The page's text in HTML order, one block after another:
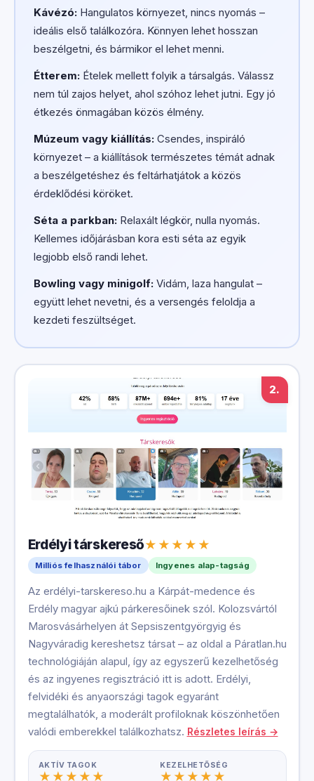
Kávézó:Hangulatos környezet, nincs nyomás –
ideális első találkozóra. Könnyen lehet hosszan
beszélgetni, és bármikor el lehet menni.
Étterem:Ételek mellett folyik a társalgás. Válassz
nem túl zajos helyet, ahol szóhoz lehet jutni. Egy jó
étkezés önmagában közös élmény.
Múzeum vagy kiállítás:Csendes, inspiráló
környezet – a kiállítások természetes témát adnak
a beszélgetéshez és feltárhatjátok a közös
érdeklődési köröket.
Séta a parkban:Relaxált légkör, nulla nyomás.
Kellemes időjárásban kora esti séta az egyik
legjobb első randi lehet.
Bowling vagy minigolf:Vidám, laza hangulat –
együtt lehet nevetni, és a versengés feloldja a
kezdeti feszültséget.
2.
Erdélyi társkereső
Milliós felhasználói tábor Ingyenes alap-tagság
Az erdélyi-tarskereso.hu a Kárpát-medence és
Erdély magyar ajkú párkeresőinek szól. Kolozsvártól
Marosvásárhelyen át Sepsiszentgyörgyig és
Nagyváradig kereshetsz társat – az oldal a Páratlan.hu
technológiáján alapul, így az egyszerű kezelhetőség
és az ingyenes regisztráció itt is adott. Erdélyi,
felvidéki és anyaországi tagok egyaránt
megtalálhatók, a moderált profiloknak köszönhetően
valódi emberekkel találkozhatsz. Részletes leírás →
AKTÍV TAGOK KEZELHETŐSÉG